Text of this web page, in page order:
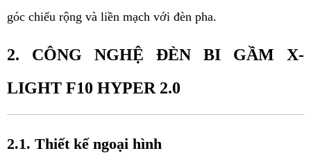
góc chiếu rộng và liền mạch với đèn pha.
2. CÔNG NGHỆ ĐÈN BI GẦM X-
LIGHT F10 HYPER 2.0
2.1. Thiết kế ngoại hình